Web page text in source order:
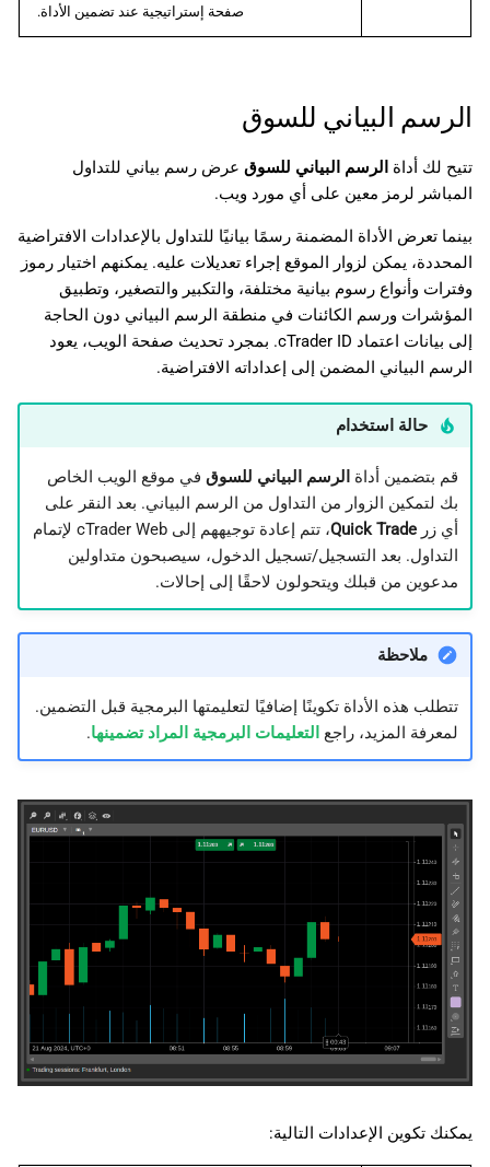
صفحة إستراتيجية عند تضمين الأداة.
الرسم البياني للسوق
تتيح لك أداة الرسم البياني للسوق عرض رسم بياني للتداول
المباشر لرمز معين على أي مورد ويب.
بينما تعرض الأداة المضمنة رسمًا بيانيًا للتداول بالإعدادات الافتراضية
المحددة، يمكن لزوار الموقع إجراء تعديلات عليه. يمكنهم اختيار رموز
وفترات وأنواع رسوم بيانية مختلفة، والتكبير والتصغير، وتطبيق
المؤشرات ورسم الكائنات في منطقة الرسم البياني دون الحاجة
إلى بيانات اعتماد cTrader ID. بمجرد تحديث صفحة الويب، يعود
الرسم البياني المضمن إلى إعداداته الافتراضية.
حالة استخدام
قم بتضمين أداة الرسم البياني للسوق في موقع الويب الخاص
بك لتمكين الزوار من التداول من الرسم البياني. بعد النقر على
أي زرQuick Trade
، تتم إعادة توجيههم إلى cTrader Web لإتمام
التداول. بعد التسجيل/تسجيل الدخول، سيصبحون متداولين
مدعوين من قبلك ويتحولون لاحقًا إلى إحالات.
ملاحظة
تتطلب هذه الأداة تكوينًا إضافيًا لتعليمتها البرمجية قبل التضمين.
لمعرفة المزيد، راجع التعليمات البرمجية المراد تضمينها.
يمكنك تكوين الإعدادات التالية: